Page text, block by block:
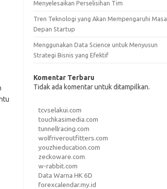
Menyelesaikan Perselisihan Tim
Tren Teknologi yang Akan Mempengaruhi Masa
Depan Startup
Menggunakan Data Science untuk Menyusun
Strategi Bisnis yang Efektif
Komentar Terbaru
Tidak ada komentar untuk ditampilkan.
tcvselakui.com
touchkasimedia.com
tunnellracing.com
wolfriveroutfitters.com
youzhieducation.com
zeckoware.com
w-rabbit.com
Data Warna HK 6D
forexcalendar.my.id